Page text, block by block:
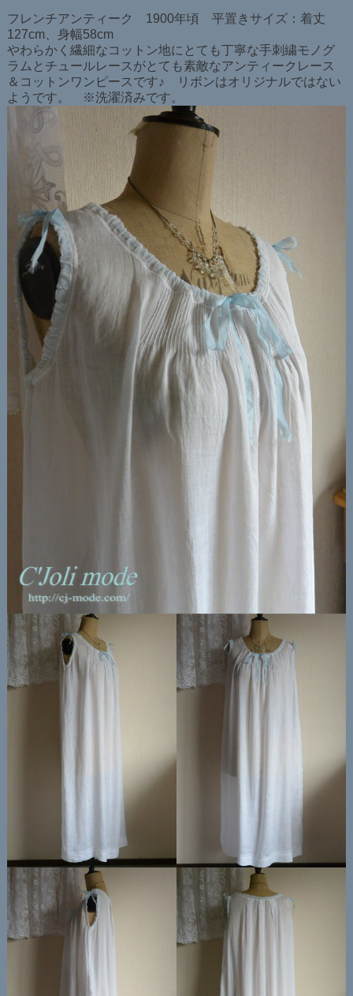
フレンチアンティーク 1900年頃 平置きサイズ：着丈
127cm、身幅58cm
やわらかく繊細なコットン地にとても丁寧な手刺繍モノグ
ラムとチュールレースがとても素敵なアンティークレース
＆コットンワンピースです♪ リボンはオリジナルではない
ようです。 ※洗濯済みです。